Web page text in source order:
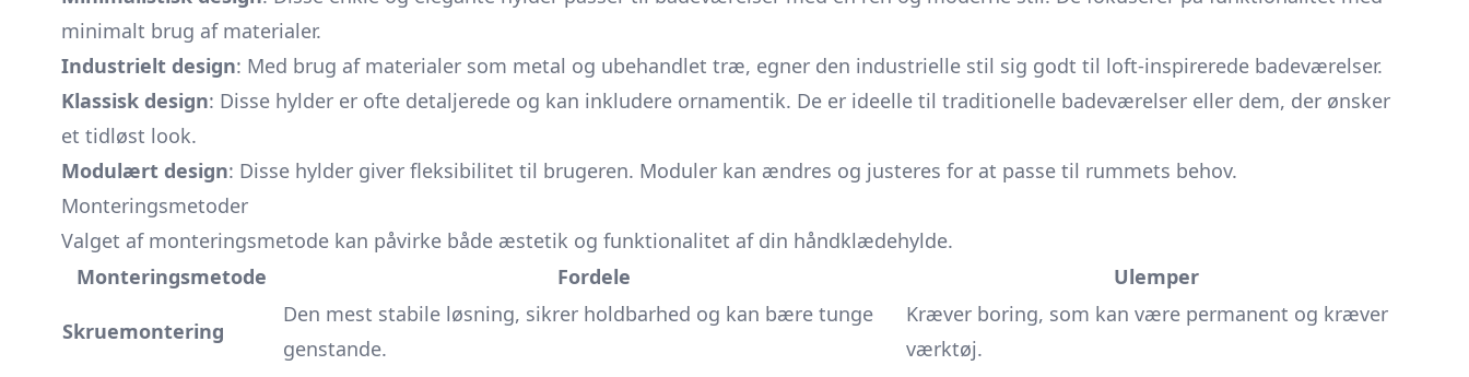
minimalt brug af materialer.
Industrielt design: Med brug af materialer som metal og ubehandlet træ, egner den industrielle stil sig godt til loft-inspirerede badeværelser.
Klassisk design: Disse hylder er ofte detaljerede og kan inkludere ornamentik. De er ideelle til traditionelle badeværelser eller dem, der ønsker
et tidløst look.
Modulært design: Disse hylder giver fleksibilitet til brugeren. Moduler kan ændres og justeres for at passe til rummets behov.
Monteringsmetoder
Valget af monteringsmetode kan påvirke både æstetik og funktionalitet af din håndklædehylde.
Monteringsmetode
Fordele Ulemper
Skruemontering
Den mest stabile løsning, sikrer holdbarhed og kan bære tunge
genstande.
Kræver boring, som kan være permanent og kræver
værktøj.